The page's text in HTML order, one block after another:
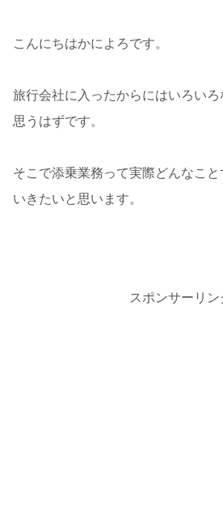
こんにちはかによろです。
旅行会社に入ったからにはいろい
思うはずです。
そこで添乗業務って実際どんなこ
いきたいと思います。
スポンサーリン